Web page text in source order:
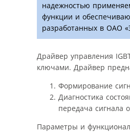
надежностью
функции и
разработанных в ОАО
Драйвер управления
ключами. Драйвер
Формирование
Диагностика
передача сигнала
Параметры и